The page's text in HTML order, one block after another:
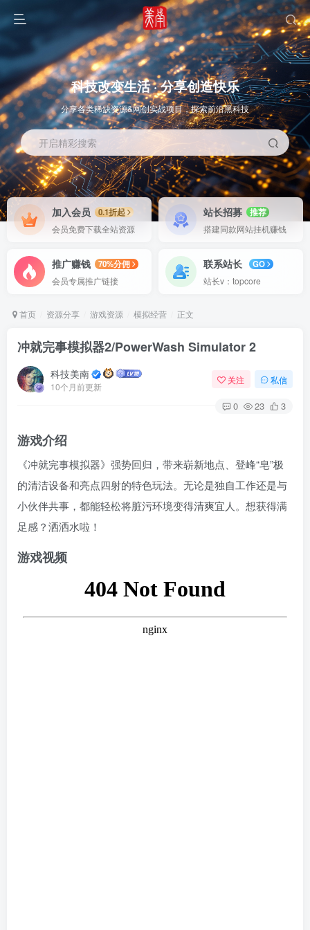
OS教程 SOFT教程
软件 Linux软件 Android软件
科技改变生活 · 分享创造快乐
分享各类稀缺资源&网创实战项目，探索前沿黑科技
开启精彩搜索
加入会员
0.1折起
会员免费下载全站资源
站长招募
推荐
搭建同款网站挂机赚钱
推广赚钱
70%分佣
会员专属推广链接
联系站长
GO
站长v：topcore
首页 资源分享 游戏资源 模拟经营 正文
冲就完事模拟器2/PowerWash Simulator 2
科技美南
10个月前更新
关注 私信
0 23 3
游戏介绍
《冲就完事模拟器》强势回归，带来崭新地点、登峰“皂”极
的清洁设备和亮点四射的特色玩法。无论是独自工作还是与
小伙伴共事，都能轻松将脏污环境变得清爽宜人。想获得满
足感？洒洒水啦！
游戏视频